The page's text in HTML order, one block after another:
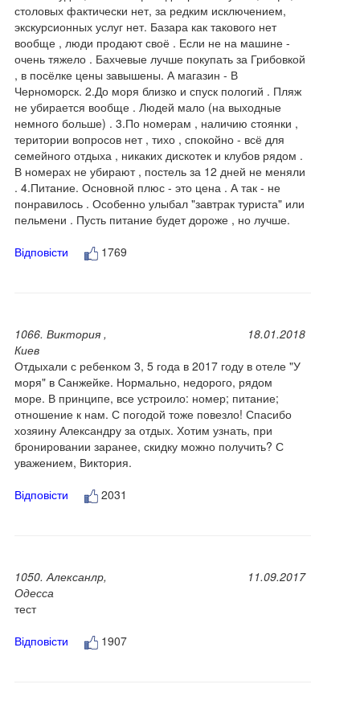
столовых фактически нет, за редким исключением,
экскурсионных услуг нет. Базара как такового нет
вообще , люди продают своё . Если не на машине -
очень тяжело . Бахчевые лучше покупать за Грибовкой
, в посёлке цены завышены. А магазин - В
Черноморск. 2.До моря близко и спуск пологий . Пляж
не убирается вообще . Людей мало (на выходные
немного больше) . 3.По номерам , наличию стоянки ,
територии вопросов нет , тихо , спокойно - всё для
семейного отдыха , никаких дискотек и клубов рядом .
В номерах не убирают , постель за 12 дней не меняли
. 4.Питание. Основной плюс - это цена . А так - не
понравилось . Особенно улыбал "завтрак туриста" или
пельмени . Пусть питание будет дороже , но лучше.
Відповісти
1769
1066. Виктория ,
Киев
18.01.2018
Отдыхали с ребенком 3, 5 года в 2017 году в отеле "У
моря" в Санжейке. Нормально, недорого, рядом
море. В принципе, все устроило: номер; питание;
отношение к нам. С погодой тоже повезло! Спасибо
хозяину Александру за отдых. Хотим узнать, при
бронировании заранее, скидку можно получить? С
уважением, Виктория.
Відповісти
2031
1050. Алексанлр,
Одесса
11.09.2017
тест
Відповісти
1907